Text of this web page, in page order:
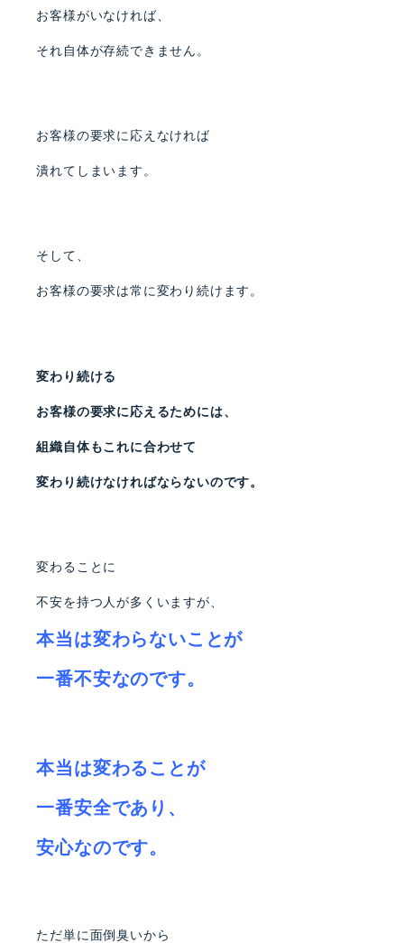
お客様がいなければ、
それ自体が存続できません。
お客様の要求に応えなければ
潰れてしまいます。
そして、
お客様の要求は常に変わり続けます。
変わり続ける
お客様の要求に応えるためには、
組織自体もこれに合わせて
変わり続けなければならないのです。
変わることに
不安を持つ人が多くいますが、
本当は変わらないことが
一番不安なのです。
本当は変わることが
一番安全であり、
安心なのです。
ただ単に面倒臭いから